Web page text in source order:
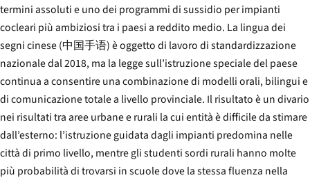
termini assoluti e uno dei programmi di sussidio per impianti
cocleari più ambiziosi tra i paesi a reddito medio. La lingua dei
segni cinese (中国手语) è oggetto di lavoro di standardizzazione
nazionale dal 2018, ma la legge sull’istruzione speciale del paese
continua a consentire una combinazione di modelli orali, bilingui e
di comunicazione totale a livello provinciale. Il risultato è un divario
nei risultati tra aree urbane e rurali la cui entità è difficile da stimare
dall’esterno: l’istruzione guidata dagli impianti predomina nelle
città di primo livello, mentre gli studenti sordi rurali hanno molte
più probabilità di trovarsi in scuole dove la stessa fluenza nella